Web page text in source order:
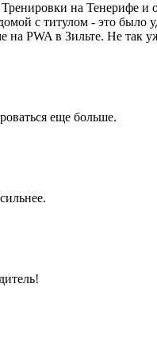
на Тенерифе и
с титулом - это было
PWA в Зильте. Не так
еще больше.